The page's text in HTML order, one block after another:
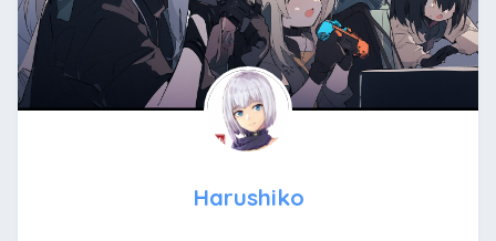
Harushiko